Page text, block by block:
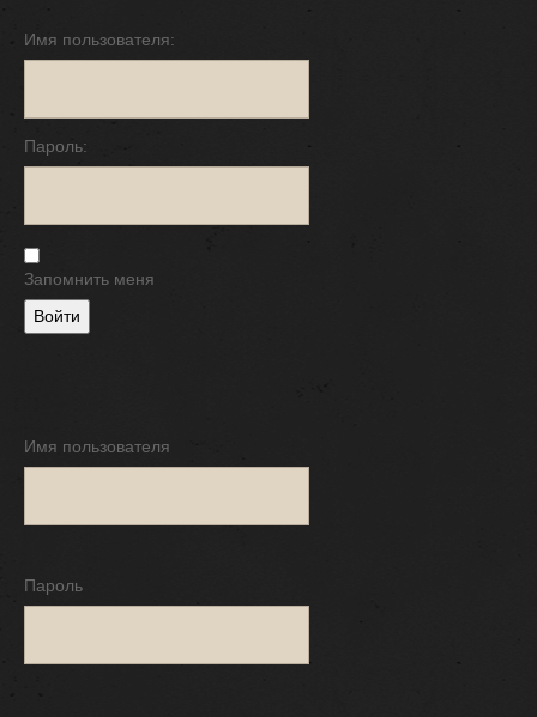
Имя пользователя:
Пароль:
Запомнить меня
Войти
Имя пользователя
Пароль